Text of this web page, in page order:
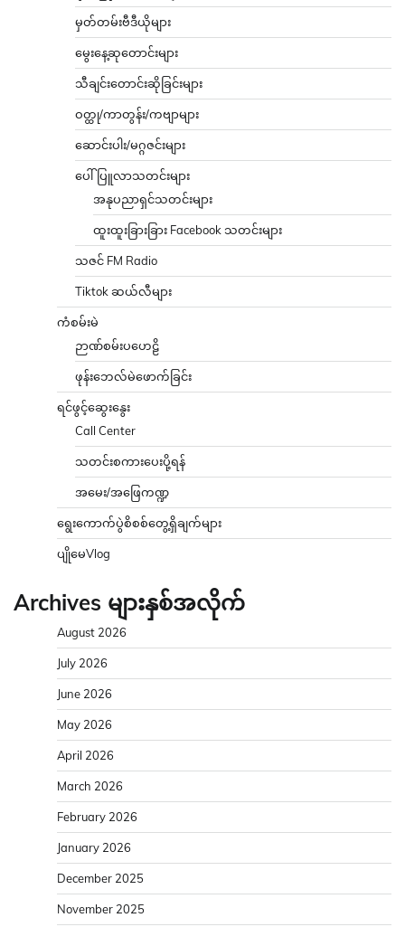
မှတ်တမ်းဗီဒီယိုများ
မွေးနေ့ဆုတောင်းများ
သီချင်းတောင်းဆိုခြင်းများ
ဝတ္ထု/ကာတွန်း/ကဗျာများ
ဆောင်းပါး/မဂ္ဂဇင်းများ
ပေါ်ပြူလာသတင်းများ
အနုပညာရှင်သတင်းများ
ထူးထူးခြားခြား Facebook သတင်းများ
သဇင် FM Radio
Tiktok ဆယ်လီများ
ကံစမ်းမဲ
ဉာဏ်စမ်းပဟေဠိ
ဖုန်းဘေလ်မဲဖောက်ခြင်း
ရင်ဖွင့်ဆွေးနွေး
Call Center
သတင်းစကားပေးပို့ရန်
အမေး/အဖြေကဏ္ဍ
ရွေးကောက်ပွဲစိစစ်တွေ့ရှိချက်များ
ပျိုမေVlog
Archives များနှစ်အလိုက်
August 2026
July 2026
June 2026
May 2026
April 2026
March 2026
February 2026
January 2026
December 2025
November 2025